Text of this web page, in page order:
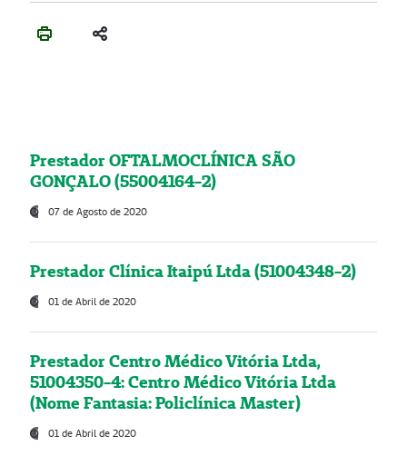
Prestador OFTALMOCLÍNICA SÃO
GONÇALO (55004164-2)
07 de Agosto de 2020
Prestador Clínica Itaipú Ltda (51004348-2)
01 de Abril de 2020
Prestador Centro Médico Vitória Ltda,
51004350-4: Centro Médico Vitória Ltda
(Nome Fantasia: Policlínica Master)
01 de Abril de 2020